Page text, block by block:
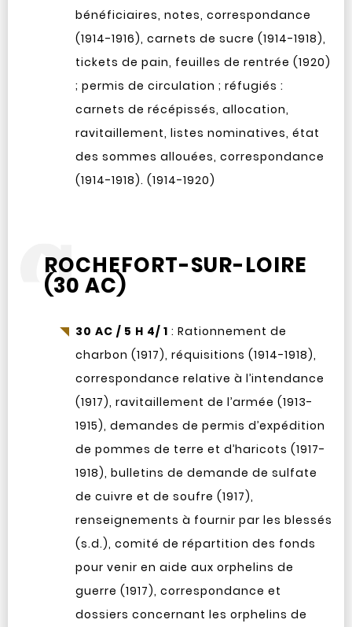
bénéficiaires, notes, correspondance
(1914-1916), carnets de sucre (1914-1918),
tickets de pain, feuilles de rentrée (1920)
; permis de circulation ; réfugiés :
carnets de récépissés, allocation,
ravitaillement, listes nominatives, état
des sommes allouées, correspondance
(1914-1918). (1914-1920)
ROCHEFORT-SUR-LOIRE
(30 AC)
30 AC / 5 H 4/ 1 : Rationnement de
charbon (1917), réquisitions (1914-1918),
correspondance relative à l’intendance
(1917), ravitaillement de l’armée (1913-
1915), demandes de permis d’expédition
de pommes de terre et d’haricots (1917-
1918), bulletins de demande de sulfate
de cuivre et de soufre (1917),
renseignements à fournir par les blessés
(s.d.), comité de répartition des fonds
pour venir en aide aux orphelins de
guerre (1917), correspondance et
dossiers concernant les orphelins de